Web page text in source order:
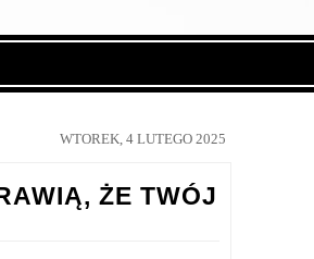
WTOREK, 4 LUTEGO 2025
ŻE TWÓJ